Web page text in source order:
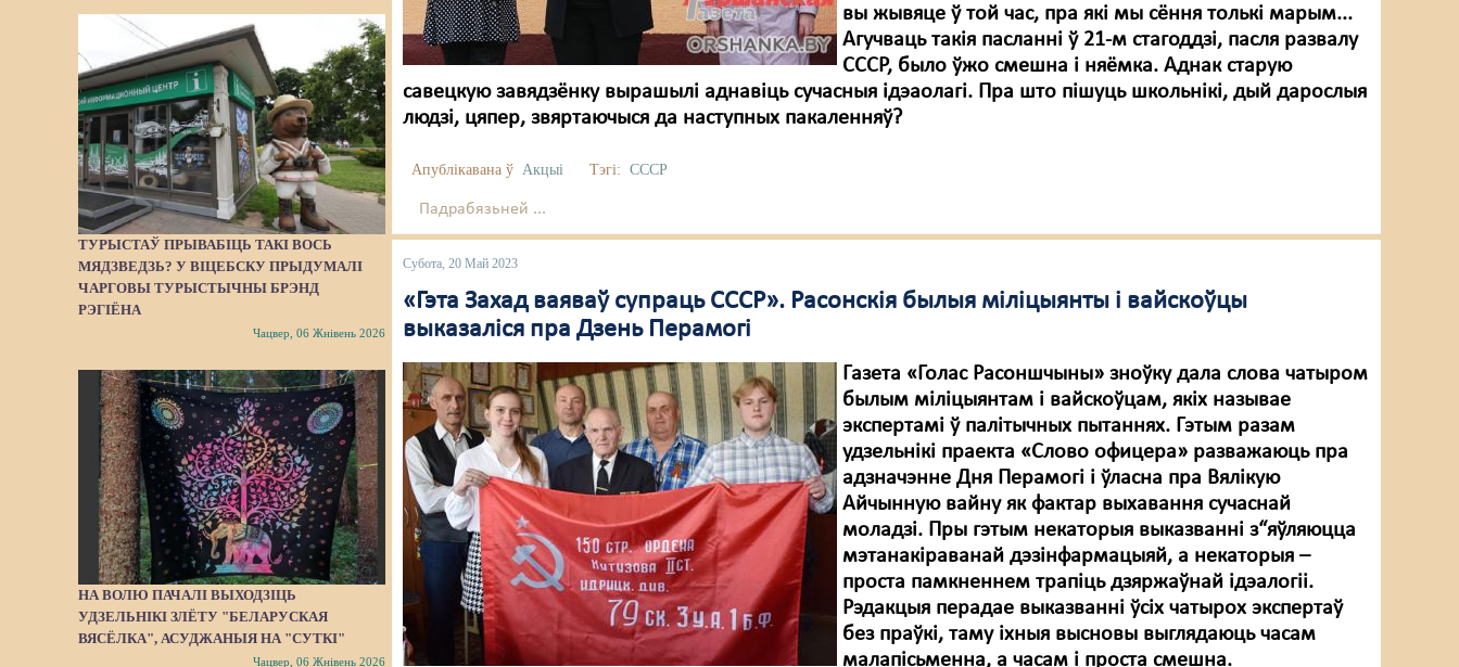
ТУРЫСТАЎ ПРЫВАБІЦЬ ТАКІ ВОСЬ
МЯДЗВЕДЗЬ? У ВІЦЕБСКУ ПРЫДУМАЛІ
ЧАРГОВЫ ТУРЫСТЫЧНЫ БРЭНД
РЭГІЁНА
Чацвер, 06 Жнівень 2026
НА ВОЛЮ ПАЧАЛІ ВЫХОДЗІЦЬ
УДЗЕЛЬНІКІ ЗЛЁТУ "БЕЛАРУСКАЯ
ВЯСЁЛКА", АСУДЖАНЫЯ НА "СУТКІ"
Чацвер, 06 Жнівень 2026
вы жывяце ў той час, пра які мы сёння толькі марым...
Агучваць такія пасланні ў 21-м стагоддзі, пасля развалу
СССР, было ўжо смешна і няёмка. Аднак старую
савецкую завядзёнку вырашылі аднавіць сучасныя ідэаолагі. Пра што пішуць школьнікі, дый дарослыя
людзі, цяпер, звяртаючыся да наступных пакаленняў?
Апублікавана ў Акцыі Тэгі: СССР
Падрабязьней ...
Субота, 20 Май 2023
«Гэтa Захад ваяваў супраць СССР». Расонскія былыя міліцыянты і вайскоўцы
выказаліся пра Дзень Перамогі
Газета «Голас Расоншчыны» зноўку дала слова чатыром
былым міліцыянтам і вайскоўцам, якіх называе
экспертамі ў палітычных пытаннях. Гэтым разам
удзельнікі праекта «Слово офицера» разважаюць пра
адзначэнне Дня Перамогі і ўласна пра Вялікую
Айчынную вайну як фактар выхавання сучаснай
моладзі. Пры гэтым некаторыя выказванні з“яўляюцца
мэтанакіраванай дэзінфармацыяй, а некаторыя –
проста памкненнем трапіць дзяржаўнай ідэалогіі.
Рэдакцыя перадае выказванні ўсіх чатырох экспертаў
без праўкі, таму іхныя высновы выглядаюць часам
малапісьменна, а часам і проста смешна.